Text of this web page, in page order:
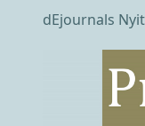
dEjournals